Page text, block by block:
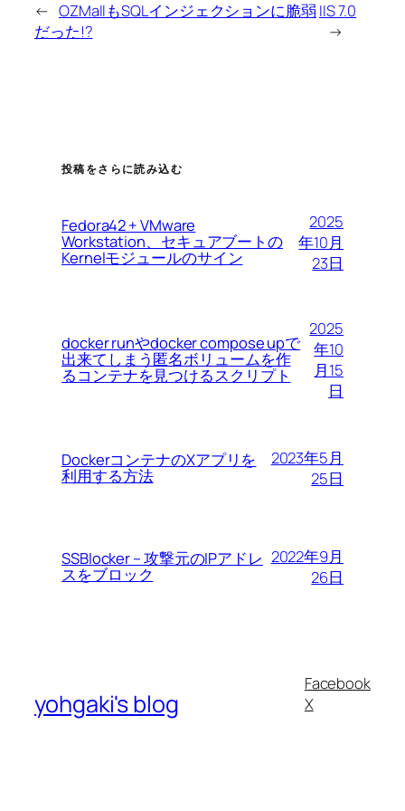
← OZMallもSQLインジェクションに脆弱
だった!?
IIS 7.0
→
投稿をさらに読み込む
Fedora42 + VMware
Workstation、セキュアブートの
Kernelモジュールのサイン
2025
年10月
23日
docker runやdocker compose upで
出来てしまう匿名ボリュームを作
るコンテナを見つけるスクリプト
2025
年10
月15
日
DockerコンテナのXアプリを
利用する方法
2023年5月
25日
SSBlocker – 攻撃元のIPアドレ
スをブロック
2022年9月
26日
yohgaki's blog
Facebook
X